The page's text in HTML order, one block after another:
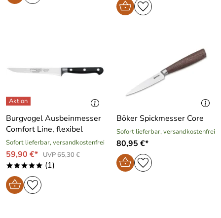
Burgvogel Ausbeinmesser
Comfort Line, flexibel
Sofort lieferbar, versandkostenfrei
59,90 €* UVP 65,30 €
***** (1)
Böker Spickmesser Core
Sofort lieferbar, versandkostenfrei
80,95 €*